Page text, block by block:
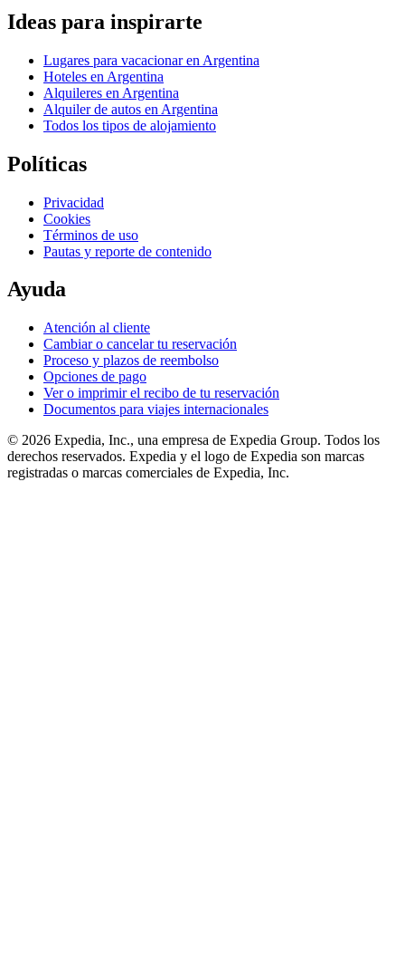
Ideas para inspirarte
Lugares para vacacionar en Argentina
Hoteles en Argentina
Alquileres en Argentina
Alquiler de autos en Argentina
Todos los tipos de alojamiento
Políticas
Privacidad
Cookies
Términos de uso
Pautas y reporte de contenido
Ayuda
Atención al cliente
Cambiar o cancelar tu reservación
Proceso y plazos de reembolso
Opciones de pago
Ver o imprimir el recibo de tu reservación
Documentos para viajes internacionales
© 2026 Expedia, Inc., una empresa de Expedia Group. Todos los
derechos reservados. Expedia y el logo de Expedia son marcas
registradas o marcas comerciales de Expedia, Inc.